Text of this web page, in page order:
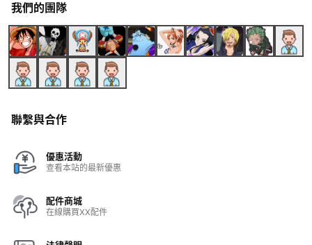
我們的團隊
聯繫與合作
優惠活動
查看本站的最新優惠
配件商城
在線購買XX配件